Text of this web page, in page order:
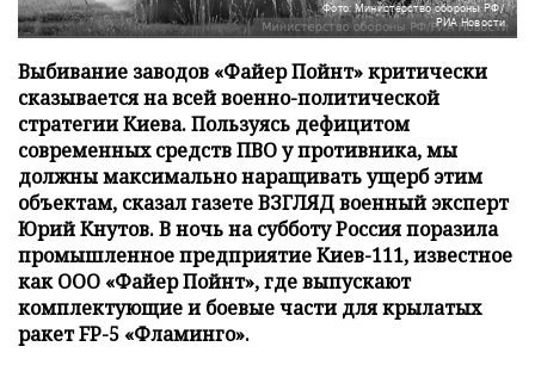
Фото: Министерство обороны РФ/
РИА Новости
Выбивание заводов «Файер Пойнт» критически
сказывается на всей военно-политической
стратегии Киева. Пользуясь дефицитом
современных средств ПВО у противника, мы
должны максимально наращивать ущерб этим
объектам, сказал газете ВЗГЛЯД военный эксперт
Юрий Кнутов. В ночь на субботу Россия поразила
промышленное предприятие Киев-111, известное
как ООО «Файер Пойнт», где выпускают
комплектующие и боевые части для крылатых
ракет FP-5 «Фламинго».